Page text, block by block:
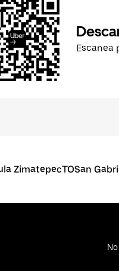
Escanea
ZimatepecTOSan